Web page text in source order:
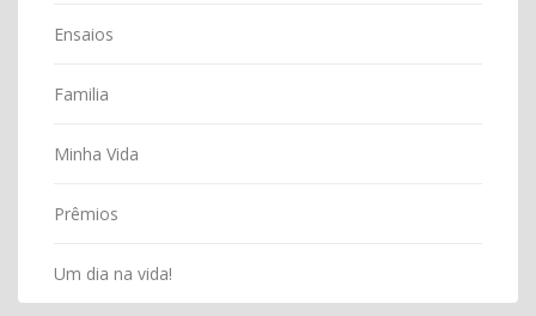
Ensaios
Familia
Minha Vida
Prêmios
Um dia na vida!